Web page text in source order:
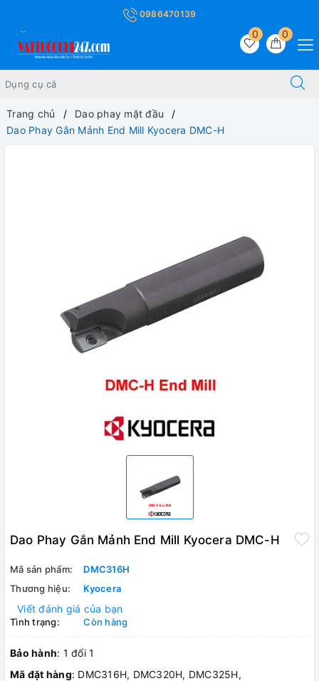
0986470139
0
0
Trang chủ
Dao phay mặt đầu
Dao Phay Gắn Mảnh End Mill Kyocera DMC-H
Dao Phay Gắn Mảnh End Mill Kyocera DMC-H
Mã sản phẩm:
DMC316H
Thương hiệu:
Kyocera
Viết đánh giá của bạn
Tình trạng: Còn hàng
Bảo hành: 1 đổi 1
Mã đặt hàng: DMC316H, DMC320H, DMC325H,